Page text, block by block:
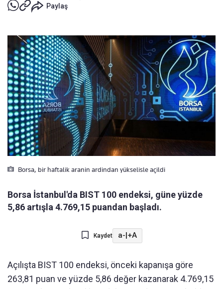
Paylaş
Borsa, bir haftalik aranin ardindan yükselisle açildi
Borsa İstanbul'da BIST 100 endeksi, güne yüzde
5,86 artışla 4.769,15 puandan başladı.
Kaydet a-|+A
Açılışta BIST 100 endeksi, önceki kapanışa göre
263,81 puan ve yüzde 5,86 değer kazanarak 4.769,15